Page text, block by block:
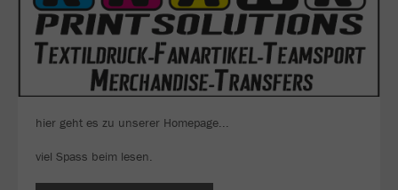
hier geht es zu unserer Homepage...
viel Spass beim lesen.